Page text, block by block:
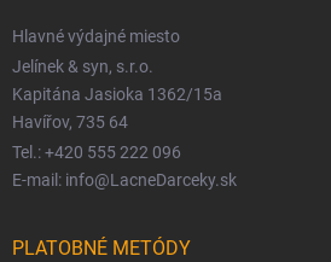
Hlavné výdajné miesto
Jelínek & syn, s.r.o.
Kapitána Jasioka 1362/15a
Havířov, 735 64
Tel.: +420 555 222 096
E-mail: info@LacneDarceky.sk
PLATOBNÉ METÓDY